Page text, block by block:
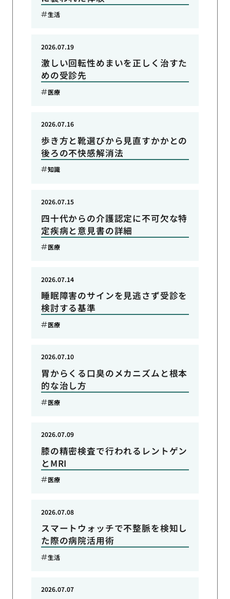
生活
激しい回転性めまいを正しく治すた
めの受診先
2026.07.19
医療
歩き方と靴選びから見直すかかとの
後ろの不快感解消法
2026.07.16
知識
四十代からの介護認定に不可欠な特
定疾病と意見書の詳細
2026.07.15
医療
睡眠障害のサインを見逃さず受診を
検討する基準
2026.07.14
医療
胃からくる口臭のメカニズムと根本
的な治し方
2026.07.10
医療
膝の精密検査で行われるレントゲン
とMRI
2026.07.09
医療
スマートウォッチで不整脈を検知し
た際の病院活用術
2026.07.08
生活
2026.07.07